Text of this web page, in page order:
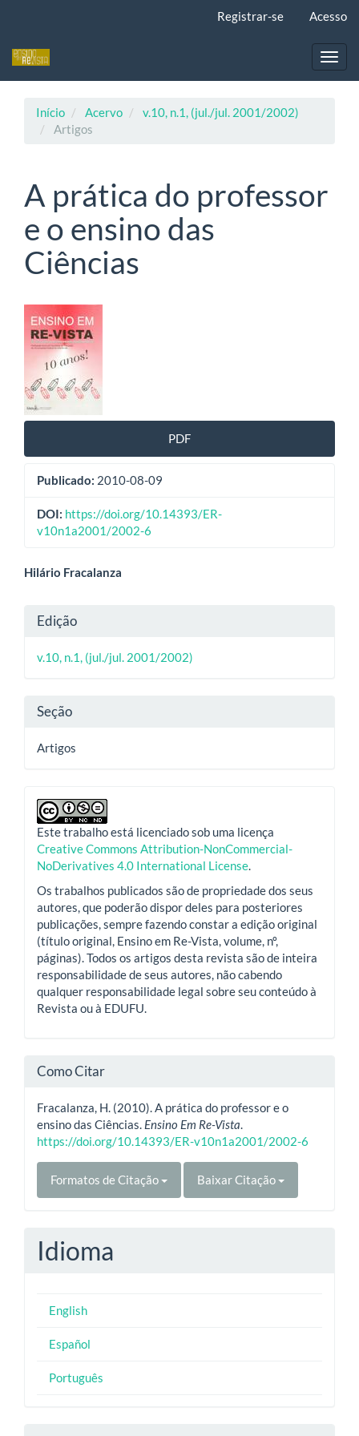
principal
Registrar-se Acesso
Início Acervo
v.10, n.1, (jul./jul. 2001/2002)
Artigos
A prática do professor
e o ensino das
Ciências
Barra
lateral
de
artigos
PDF
Publicado: 2010-08-09
DOI: https://doi.org/10.14393/ER-
v10n1a2001/2002-6
Conteúdo
artigo
principal
Hilário Fracalanza
Detalhes
do
artigo
Edição
v.10, n.1, (jul./jul. 2001/2002)
Seção
Artigos
Este trabalho está licenciado sob uma licença
Creative Commons Attribution-NonCommercial-
NoDerivatives 4.0 International License
Os trabalhos publicados são de propriedade dos seus
autores, que poderão dispor deles para posteriores
publicações, sempre fazendo constar a edição original
(título original, Ensino em Re-Vista, volume, nº,
páginas). Todos os artigos desta revista são de inteira
responsabilidade de seus autores, não cabendo
qualquer responsabilidade legal sobre seu conteúdo à
Revista ou à EDUFU.
Como Citar
Fracalanza, H. (2010). A prática do professor e o
ensino das Ciências. Ensino Em Re-Vista
https://doi.org/10.14393/ER-v10n1a2001/2002-6
Formatos de Citação Baixar Citação
Idioma
English
Español
Português